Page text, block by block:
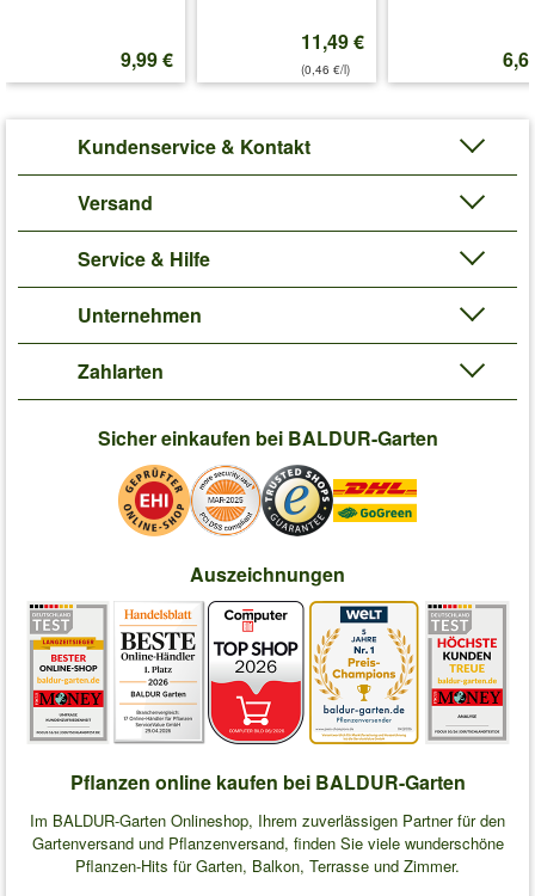
9,99 €
11,49 €
(0,46 €/l)
Kundenservice & Kontakt
Versand
Service & Hilfe
Unternehmen
Zahlarten
Sicher einkaufen bei BALDUR-Garten
Auszeichnungen
Pflanzen online kaufen bei BALDUR-Garten
Im BALDUR-Garten Onlineshop, Ihrem zuverlässigen Partner für den
Gartenversand und Pflanzenversand, finden Sie viele wunderschöne
Pflanzen-Hits für Garten, Balkon, Terrasse und Zimmer.